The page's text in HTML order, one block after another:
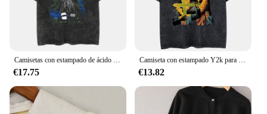
Camisetas con estampado de ácido para hombre, camiseta holgada Vintage de algodón, mangas cortas holgadas, camisas informales con estampado de lavado ácido, camisetas Unisex
€17.75
Camiseta con estampado Y2k para hombre, camisa Retro de algodón 100% lavado, estilo Harajuku, Hip Hop, Unisex
€13.82